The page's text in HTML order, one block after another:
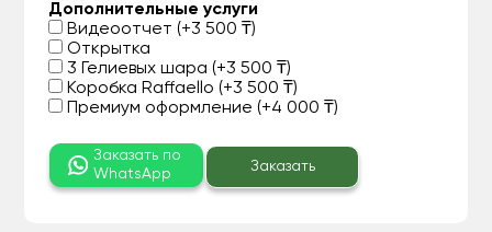
Дополнительные услуги
Видеоотчет (+3 500 ₸)
Открытка
3 Гелиевых шара (+3 500 ₸)
Коробка Raffaello (+3 500 ₸)
Премиум оформление (+4 000 ₸)
Заказать по
WhatsApp
Заказать